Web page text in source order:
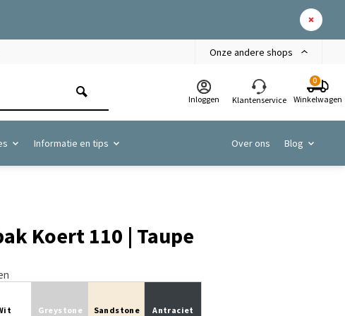
Onze andere shops
Inloggen Klantenservice
0
Winkelwagen
Informatie en tips Over ons Blog
Koert 110 | Taupe
Greystone Sandstone Antraciet